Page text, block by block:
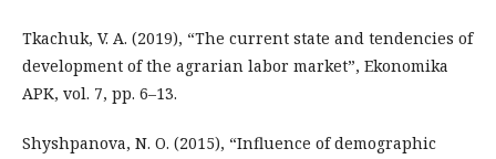
Tkachuk, V. A. (2019), “The current state and tendencies of
development of the agrarian labor market”, Ekonomika
APK, vol. 7, pp. 6–13.
Shyshpanova, N. O. (2015), “Influence of demographic